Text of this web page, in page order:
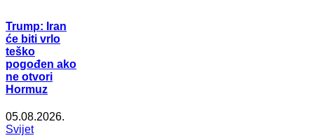
Trump: Iran
će biti vrlo
teško
pogođen ako
ne otvori
Hormuz
05.08.2026.
Svijet